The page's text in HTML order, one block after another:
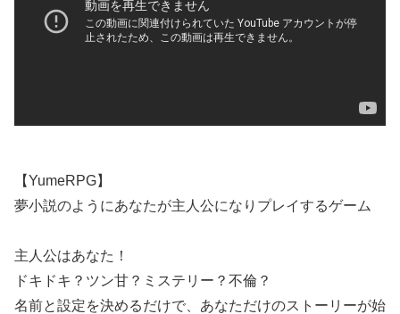
【YumeRPG】
夢小説のようにあなたが主人公になりプレイするゲーム
主人公はあなた！
ドキドキ？ツン甘？ミステリー？不倫？
名前と設定を決めるだけで、あなただけのストーリーが始